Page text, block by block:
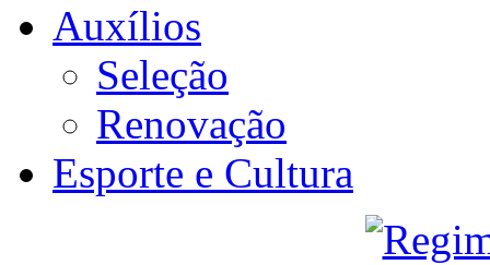
Auxílios
Seleção
Renovação
Esporte e Cultura